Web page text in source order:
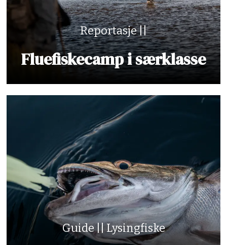
Reportasje ||
Fluefiskecamp i særklasse
Guide || Lysingfiske